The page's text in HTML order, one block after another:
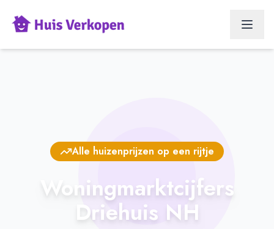
Alle huizenprijzen op een rijtje
Woningmarktcijfers
Driehuis NH